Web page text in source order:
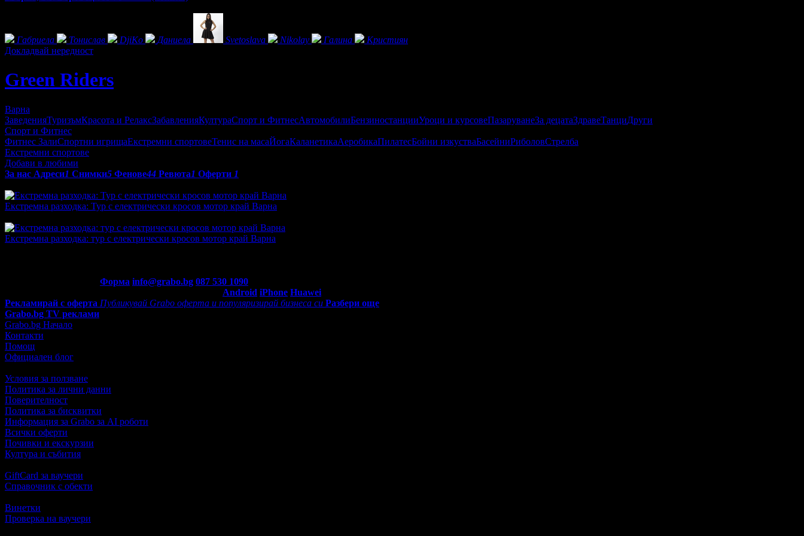
Габриела Тонислав DjiKo Даниела Svetoslava Nikolay Галина
Кристиян
Докладвай нередност
Green Riders
Варна
ЗаведенияТуризъмКрасота и РелаксЗабавленияКултураСпорт и ФитнесАвтомобилиБензиностанцииУроци и курсовеПазаруванеЗа децатаЗдравеТанциДруги
Спорт и Фитнес
Фитнес ЗалиСпортни игрищаЕкстремни спортовеТенис на масаЙогаКаланетикаАеробикаПилатесБойни изкустваБасейниРиболовСтрелба
Екстремни спортове
Добави в любими
За нас Адреси1 Снимки5 Фенове44 Ревюта1 Оферти 1
Екстремна разходка: Тур с електрически кросов мотор край Варна
Екстремна разходка: тур с електрически кросов мотор край Варна
Форма info@grabo.bg 087 530 1090
Android iPhone Huawei
Рекламирай с оферта Публикувай Grabo оферта и популяризирай бизнеса си Разбери още
Grabo.bg TV реклами
Grabo.bg Начало
Контакти
Помощ
Официален блог
Условия за ползване
Политика за лични данни
Поверителност
Политика за бисквитки
Информация за Grabo за AI роботи
Всички оферти
Почивки и екскурзии
Култура и събития
GiftCard за ваучери
Справочник с обекти
Винетки
Проверка на ваучери